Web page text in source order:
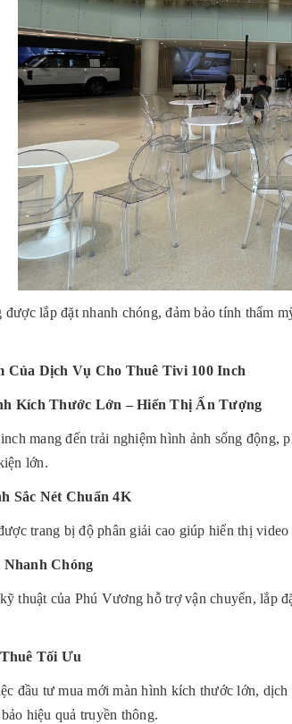
được lắp đặt nhanh chóng, đảm bảo tính thẩm
Của Dịch Vụ Cho Thuê Tivi 100 Inch
Kích Thước Lớn – Hiển Thị Ấn Tượng
mang đến trải nghiệm hình ảnh sống động,
lớn.
Sắc Nét Chuẩn 4K
trang bị độ phân giải cao giúp hiển thị
Chóng
thuật của Phú Vương hỗ trợ vận chuyển, lắp
Tối Ưu
đầu tư mua mới màn hình kích thước lớn,
hiệu quả truyền thông.